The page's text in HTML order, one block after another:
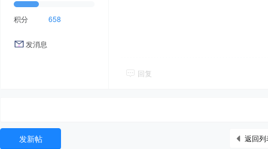
积分 658
发消息
回复
返回列
发新帖